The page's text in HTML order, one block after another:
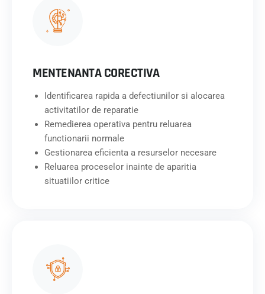
MENTENANTA CORECTIVA
Identificarea rapida a defectiunilor si alocarea
activitatilor de reparatie
Remedierea operativa pentru reluarea
functionarii normale
Gestionarea eficienta a resurselor necesare
Reluarea proceselor inainte de aparitia
situatiilor critice